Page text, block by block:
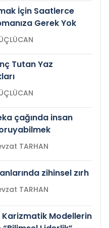
İçin Saatlerce
Gerek Yok
GÜÇLÜCAN
Tutan Yaz
GÜÇLÜCAN
çağında insan
Prof.Dr. Nevzat TARHAN
zihinsel zırh
Prof.Dr. Nevzat TARHAN
Karizmatik Modellerin